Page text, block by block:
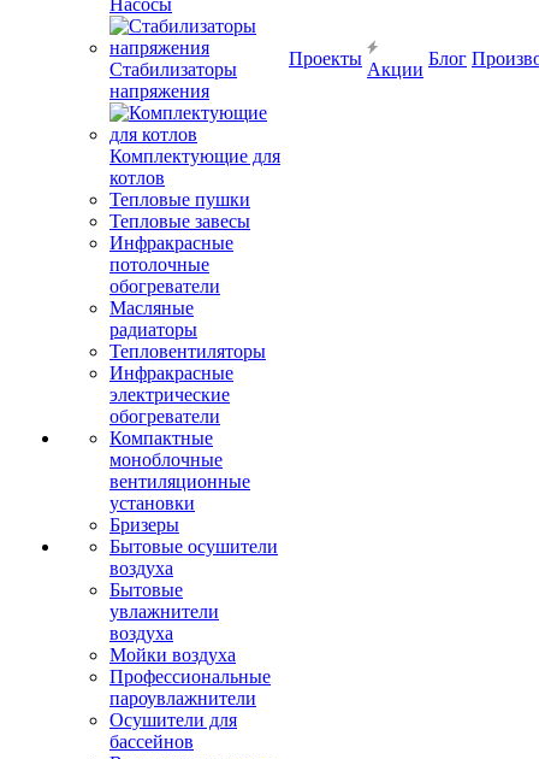
Насосы
Стабилизаторы
напряжения
Комплектующие для
котлов
Тепловые пушки
Тепловые завесы
Инфракрасные
потолочные
обогреватели
Масляные
радиаторы
Тепловентиляторы
Инфракрасные
электрические
обогреватели
Компактные
моноблочные
вентиляционные
установки
Бризеры
Бытовые осушители
воздуха
Бытовые
увлажнители
воздуха
Мойки воздуха
Профессиональные
пароувлажнители
Осушители для
бассейнов
Проекты
Акции
Блог